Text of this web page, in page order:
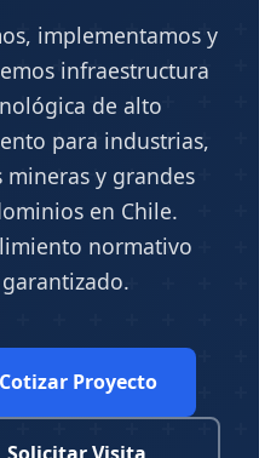
implementamos y
infraestructura
de alto
para industrias,
mineras y grandes
en Chile.
normativo
garantizado.
Cotizar Proyecto
Solicitar Visita